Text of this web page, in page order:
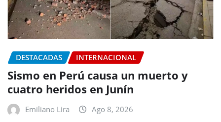
DESTACADAS INTERNACIONAL
Sismo en Perú causa un muerto y
cuatro heridos en Junín
Emiliano Lira Ago 8, 2026